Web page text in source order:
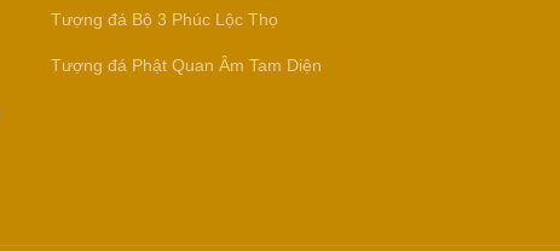
Tượng đá Bộ 3 Phúc Lộc Thọ
Tượng đá Phật Quan Âm Tam Diện